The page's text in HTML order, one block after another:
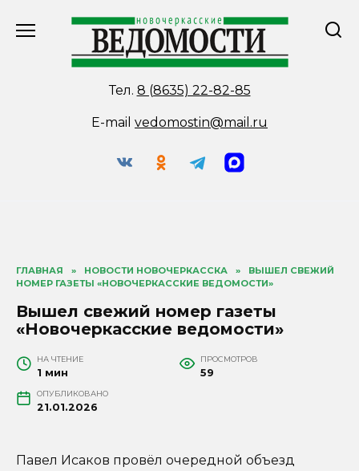
Тел. 8 (8635) 22-82-85
E-mail vedomostin@mail.ru
ГЛАВНАЯ » НОВОСТИ НОВОЧЕРКАССКА »
ВЫШЕЛ СВЕЖИЙ
НОМЕР ГАЗЕТЫ «НОВОЧЕРКАССКИЕ ВЕДОМОСТИ»
Вышел свежий номер газеты
«Новочеркасские ведомости»
НА ЧТЕНИЕ
1 мин
ПРОСМОТРОВ
59
ОПУБЛИКОВАНО
21.01.2026
Павел Исаков провёл очередной объезд